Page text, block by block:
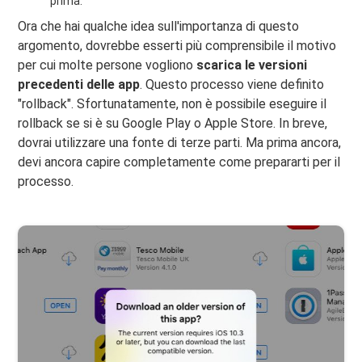
Ora che hai qualche idea sull'importanza di questo
argomento, dovrebbe esserti più comprensibile il motivo
per cui molte persone vogliono scarica le versioni
precedenti delle app. Questo processo viene definito
"rollback". Sfortunatamente, non è possibile eseguire il
rollback se si è su Google Play o Apple Store. In breve,
dovrai utilizzare una fonte di terze parti. Ma prima ancora,
devi ancora capire completamente come prepararti per il
processo.